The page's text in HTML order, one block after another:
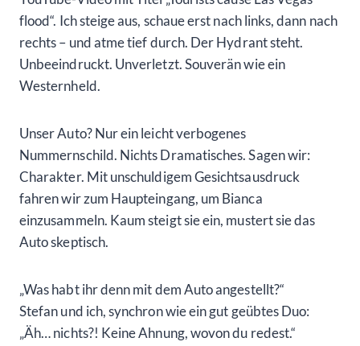
flood“. Ich steige aus, schaue erst nach links, dann nach
rechts – und atme tief durch. Der Hydrant steht.
Unbeeindruckt. Unverletzt. Souverän wie ein
Westernheld.
Unser Auto? Nur ein leicht verbogenes
Nummernschild. Nichts Dramatisches. Sagen wir:
Charakter. Mit unschuldigem Gesichtsausdruck
fahren wir zum Haupteingang, um Bianca
einzusammeln. Kaum steigt sie ein, mustert sie das
Auto skeptisch.
„Was habt ihr denn mit dem Auto angestellt?“
Stefan und ich, synchron wie ein gut geübtes Duo:
„Äh… nichts?! Keine Ahnung, wovon du redest.“